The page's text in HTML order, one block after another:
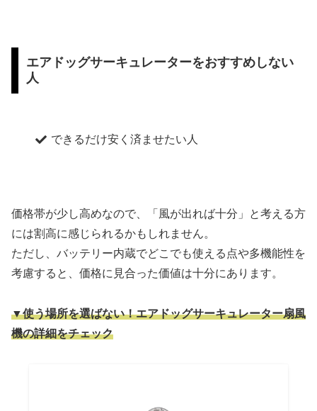
エアドッグサーキュレーターをおすすめしない
人
できるだけ安く済ませたい人
価格帯が少し高めなので、「風が出れば十分」と考える方
には割高に感じられるかもしれません。
ただし、バッテリー内蔵でどこでも使える点や多機能性を
考慮すると、価格に見合った価値は十分にあります。
▼使う場所を選ばない！エアドッグサーキュレーター扇風
機の詳細をチェック